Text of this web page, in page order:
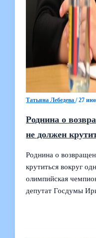
Татьяна Лебедева/27
Роднина о
не должен
Роднина о
крутиться вокруг
олимпийская
депутат Госдумы